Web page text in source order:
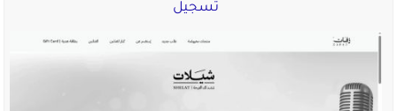
تسجيل